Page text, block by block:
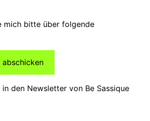
mich bitte über folgende
den Newsletter von Be Sassique